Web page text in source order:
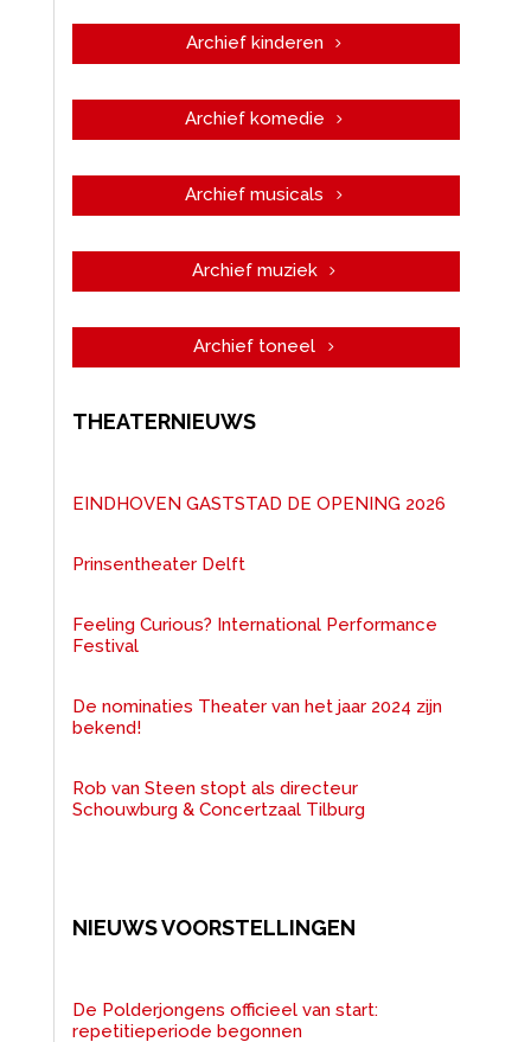
Archief kinderen
Archief komedie
Archief musicals
Archief muziek
Archief toneel
THEATERNIEUWS
EINDHOVEN GASTSTAD DE OPENING 2026
Prinsentheater Delft
Feeling Curious? International Performance
Festival
De nominaties Theater van het jaar 2024 zijn
bekend!
Rob van Steen stopt als directeur
Schouwburg & Concertzaal Tilburg
NIEUWS VOORSTELLINGEN
De Polderjongens officieel van start:
repetitieperiode begonnen